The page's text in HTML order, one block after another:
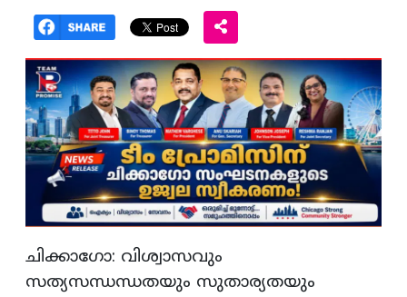
ചിക്കാഗോ: വിശ്വാസവും
സത്യസന്ധന്ധതയും സുതാര്യതയും